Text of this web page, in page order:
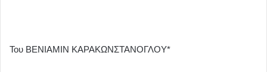
Του ΒΕΝΙΑΜΙΝ ΚΑΡΑΚΩΝΣΤΑΝΟΓΛΟΥ*